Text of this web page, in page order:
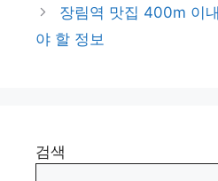
장림역 맛집 400m 이
야 할 정보
검색